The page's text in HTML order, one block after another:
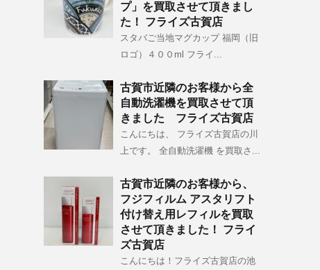
プ」を買取させて頂きまし
た！ フライズ古賀店
スタバご当地マグカップ 福岡（旧
ロゴ）４００ml フライ...
古賀市近隣のお客様から全
自動洗濯機を買取させて頂
きました フライズ古賀店
こんにちは、 フライズ古賀店の川
上です。 全自動洗濯機 を買取さ...
古賀市近隣のお客様から、
フジフィルム アスタリフト
付け替え用レフィルを買取
させて頂きました！ フライ
ズ古賀店
こんにちは！フライズ古賀店の池